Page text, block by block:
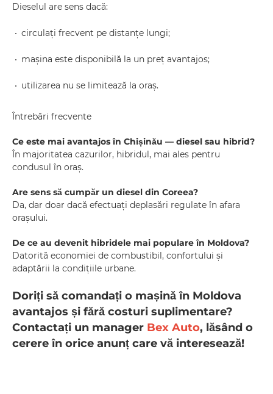
Dieselul are sens dacă:
circulați frecvent pe distanțe lungi;
mașina este disponibilă la un preț avantajos;
utilizarea nu se limitează la oraș.
Întrebări frecvente
Ce este mai avantajos în Chișinău — diesel sau hibrid?
În majoritatea cazurilor, hibridul, mai ales pentru
condusul în oraș.
Are sens să cumpăr un diesel din Coreea?
Da, dar doar dacă efectuați deplasări regulate în afara
orașului.
De ce au devenit hibridele mai populare în Moldova?
Datorită economiei de combustibil, confortului și
adaptării la condițiile urbane.
Doriți să comandați o mașină în Moldova
avantajos și fără costuri suplimentare?
Contactați un manager Bex Auto, lăsând o
cerere în orice anunț care vă interesează!